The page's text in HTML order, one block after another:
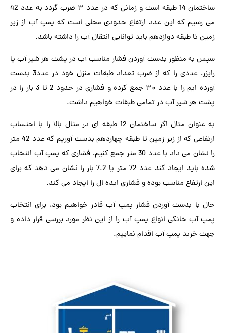
ساختمان 14 طبقه است و زمانی که در عدد ۳ ضرب گردد به عدد 42
می رسیم که این عدد ارتفاع حدودی محلی است که پمپ آب از زیر
زمین تا طبقه دوازدهم باید توانایی انتقال آب را داشته باشد.
سپس به منظور بدست آوردن فشار مناسب آب در پشت هر شیر آب یا
رایزر، عددی را که از ضرب تعداد طبقات منزل خود در عدد3 بدست
آورده ایم را با عدد ۳۰ جمع کرده و فشاری در حدود 2 تا 3 بار را در
پشت هر شیر آب در تمامی طبقات خواهیم داشت.
به عنوان مثال اگر ساختمان 12 طبقه ای در مثال بالا را با احتساب
ارتفاعی که از زیر زمین تا طبقه چهاردهم بدست آوریم که عدد 42 متر
را نشان می داد با عدد 30 متر جمع کنیم، فشاری که پمپ آب انتخاب
شده باید ایجاد کند عدد 72 متر یا 7.2 بار را نشان می دهد که برای
این ارتفاع مناسب بوده و فشاری ایده ال را ایجاد می کند.
حال با بدست آوردن فشار پمپ آب قادر خواهیم بود، برای انتخاب
پمپ آب خانگی انواع پمپ آب را از این نظر مورد بررسی قرار داده و
جهت خرید پمپ آب اقدام نماییم.